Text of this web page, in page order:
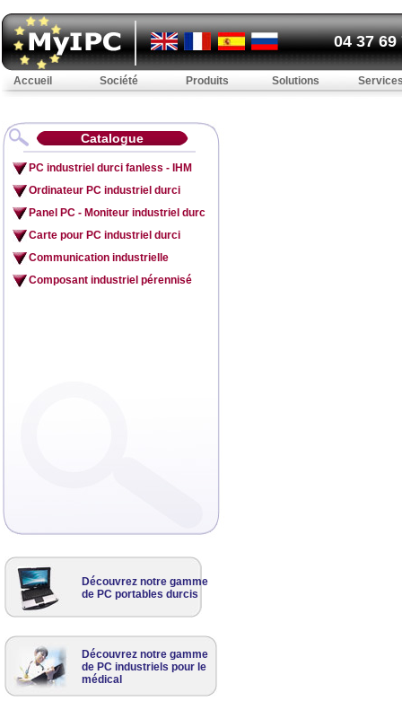
Catalogue
PC industriel durci fanless - IHM
Ordinateur PC industriel durci
Panel PC - Moniteur industriel durc
Carte pour PC industriel durci
Communication industrielle
Composant industriel pérennisé
Découvrez notre gamme
de PC portables durcis
Découvrez notre gamme
de PC industriels pour le
médical
Accueil Société Produits Solutions
04 37 69